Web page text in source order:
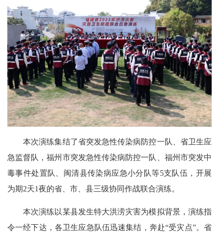
本次演练集结了省突发急性传染病防控一队、省卫生应
急监督队，福州市突发急性传染病防控一队、福州市突发中
毒事件处置队、闽清县传染病应急小分队等5支队伍，开展
为期2天1夜的省、市、县三级协同作战联合演练。
本次演练以某县发生特大洪涝灾害为模拟背景，演练指
令一经下达，各卫生应急队伍迅速集结，奔赴“受灾点”。省